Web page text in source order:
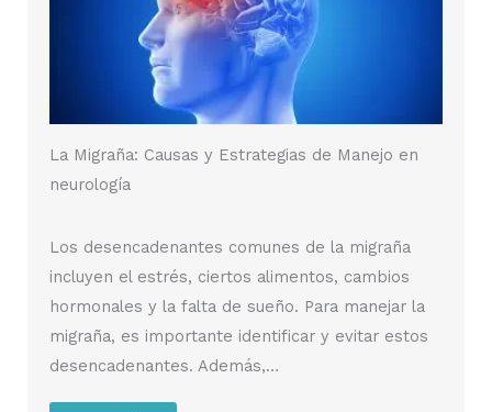
La Migraña: Causas y Estrategias de Manejo en
neurología
Los desencadenantes comunes de la migraña
incluyen el estrés, ciertos alimentos, cambios
hormonales y la falta de sueño. Para manejar la
migraña, es importante identificar y evitar estos
desencadenantes. Además,…